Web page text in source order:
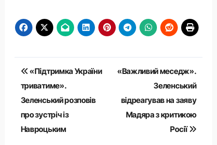
Навігація
записів
«Підтримка України
триватиме».
Зеленський розповів
про зустріч із
Навроцьким
«Важливий меседж».
Зеленський
відреагував на заяву
Мадяра з критикою
Росії